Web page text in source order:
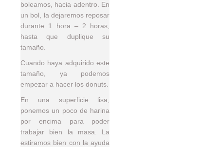
boleamos, hacia adentro. En
un bol, la dejaremos reposar
durante 1 hora – 2 horas,
hasta que duplique su
tamaño.
Cuando haya adquirido este
tamaño, ya podemos
empezar a hacer los donuts.
En una superficie lisa,
ponemos un poco de harina
por encima para poder
trabajar bien la masa. La
estiramos bien con la ayuda